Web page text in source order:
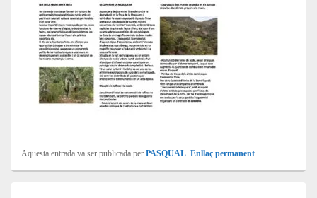
Aquesta entrada va ser publicada per PASQUAL. Enllaç permanent.